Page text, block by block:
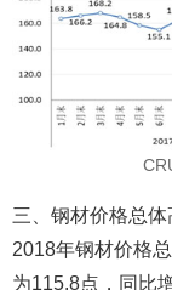
三、钢材价格总
2018年钢材价格
为115.8点，同比